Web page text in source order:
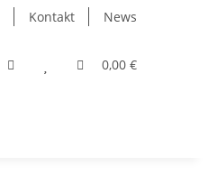
Kontakt News
0,00 €